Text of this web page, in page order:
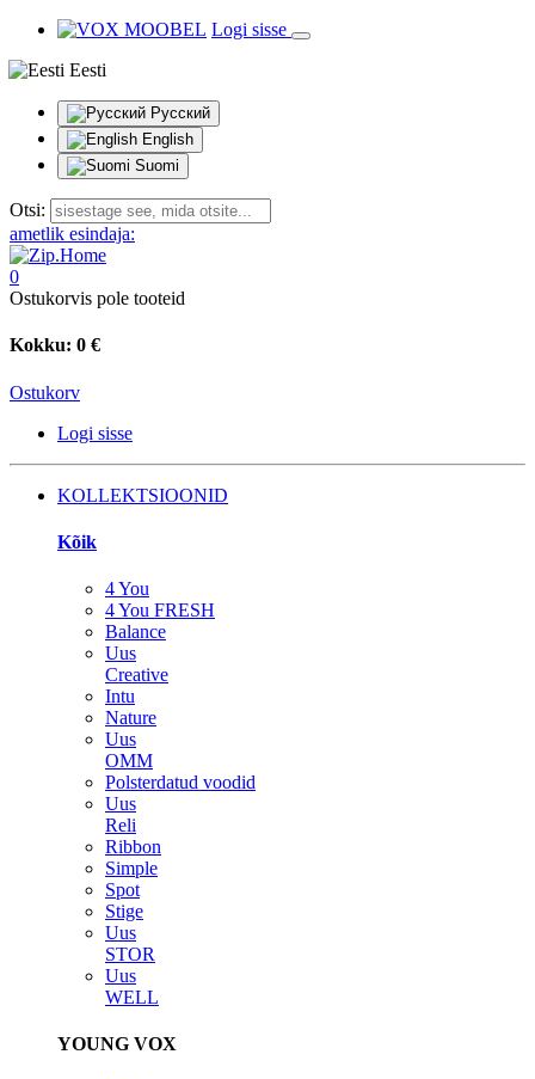
Logi sisse
Eesti
Русский
English
Suomi
Otsi:
ametlik esindaja:
0
Ostukorvis pole tooteid
Kokku: 0 €
Ostukorv
Logi sisse
KOLLEKTSIOONID
Kõik
4 You
4 You FRESH
Balance
Uus
Creative
Intu
Nature
Uus
OMM
Polsterdatud voodid
Uus
Reli
Ribbon
Simple
Spot
Stige
Uus
STOR
Uus
WELL
YOUNG VOX